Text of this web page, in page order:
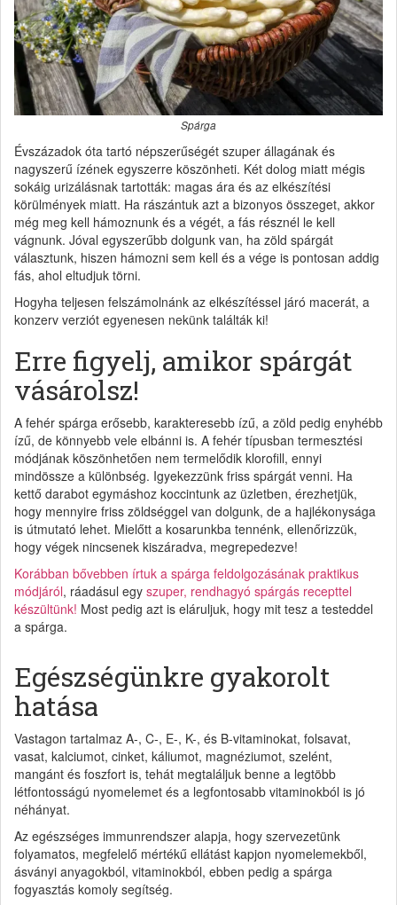
Spárga
Évszázadok óta tartó népszerűségét szuper állagának és
nagyszerű ízének egyszerre köszönheti. Két dolog miatt mégis
sokáig urizálásnak tartották: magas ára és az elkészítési
körülmények miatt. Ha rászántuk azt a bizonyos összeget, akkor
még meg kell hámoznunk és a végét, a fás résznél le kell
vágnunk. Jóval egyszerűbb dolgunk van, ha zöld spárgát
választunk, hiszen hámozni sem kell és a vége is pontosan addig
fás, ahol eltudjuk törni.
Hogyha teljesen felszámolnánk az elkészítéssel járó macerát, a
konzerv verziót egyenesen nekünk találták ki!
Erre figyelj, amikor spárgát
vásárolsz!
A fehér spárga erősebb, karakteresebb ízű, a zöld pedig enyhébb
ízű, de könnyebb vele elbánni is. A fehér típusban termesztési
módjának köszönhetően nem termelődik klorofill, ennyi
mindössze a különbség. Igyekezzünk friss spárgát venni. Ha
kettő darabot egymáshoz koccintunk az üzletben, érezhetjük,
hogy mennyire friss zöldséggel van dolgunk, de a hajlékonysága
is útmutató lehet. Mielőtt a kosarunkba tennénk, ellenőrizzük,
hogy végek nincsenek kiszáradva, megrepedezve!
Korábban bővebben írtuk a spárga feldolgozásának praktikus
módjáról, ráadásul egy szuper, rendhagyó spárgás recepttel
készültünk! Most pedig azt is eláruljuk, hogy mit tesz a testeddel
a spárga.
Egészségünkre gyakorolt
hatása
Vastagon tartalmaz A-, C-, E-, K-, és B-vitaminokat, folsavat,
vasat, kalciumot, cinket, káliumot, magnéziumot, szelént,
mangánt és foszfort is, tehát megtaláljuk benne a legtöbb
létfontosságú nyomelemet és a legfontosabb vitaminokból is jó
néhányat.
Az egészséges immunrendszer alapja, hogy szervezetünk
folyamatos, megfelelő mértékű ellátást kapjon nyomelemekből,
ásványi anyagokból, vitaminokból, ebben pedig a spárga
fogyasztás komoly segítség.